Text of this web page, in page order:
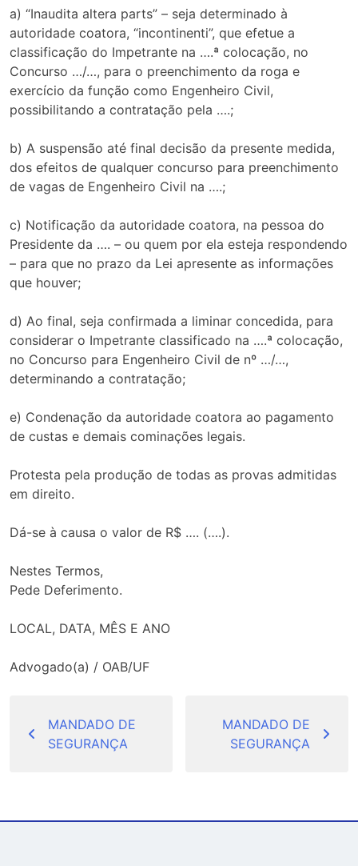
a) “Inaudita altera parts” – seja determinado à
autoridade coatora, “incontinenti”, que efetue a
classificação do Impetrante na ….ª colocação, no
Concurso …/…, para o preenchimento da roga e
exercício da função como Engenheiro Civil,
possibilitando a contratação pela ….;
b) A suspensão até final decisão da presente medida,
dos efeitos de qualquer concurso para preenchimento
de vagas de Engenheiro Civil na ….;
c) Notificação da autoridade coatora, na pessoa do
Presidente da …. – ou quem por ela esteja respondendo
– para que no prazo da Lei apresente as informações
que houver;
d) Ao final, seja confirmada a liminar concedida, para
considerar o Impetrante classificado na ….ª colocação,
no Concurso para Engenheiro Civil de nº …/…,
determinando a contratação;
e) Condenação da autoridade coatora ao pagamento
de custas e demais cominações legais.
Protesta pela produção de todas as provas admitidas
em direito.
Dá-se à causa o valor de R$ …. (….).
Nestes Termos,
Pede Deferimento.
LOCAL, DATA, MÊS E ANO
Advogado(a) / OAB/UF
de
Post
MANDADO DE
SEGURANÇA
MANDADO DE
SEGURANÇA